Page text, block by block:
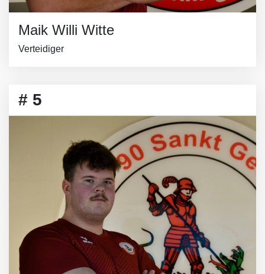
Maik Willi Witte
Verteidiger
# 5